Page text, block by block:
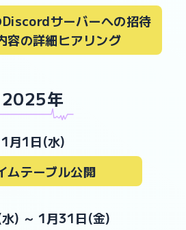
サーバーへの招待
容の詳細ヒアリング
2025年
1月1日(水)
ムテーブル公開
) ～ 1月31日(金)